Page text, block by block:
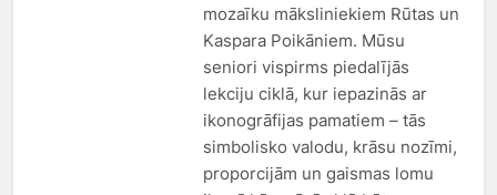
mozaīku māksliniekiem Rūtas un
Kaspara Poikāniem. Mūsu
seniori vispirms piedalījās
lekciju ciklā, kur iepazinās ar
ikonogrāfijas pamatiem – tās
simbolisko valodu, krāsu nozīmi,
proporcijām un gaismas lomu